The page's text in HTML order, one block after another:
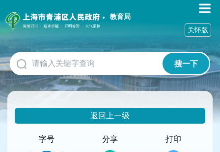
障
碍
作
说
明
跳
到
网
教育局
搜一下
关怀版
返回上一级
字号
分享 打印